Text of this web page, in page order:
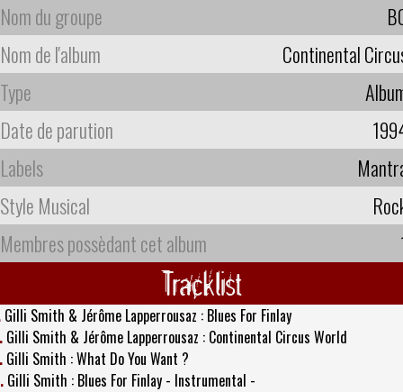
Nom du groupe
Nom de l'album
Continental
Type
Date de parution
Labels
Style Musical
Membres possèdant cet album
Tracklist
Gilli Smith & Jérôme Lapperrousaz : Blues For Finlay
Gilli Smith & Jérôme Lapperrousaz : Continental Circus World
Gilli Smith : What Do You Want ?
Gilli Smith : Blues For Finlay - Instrumental -